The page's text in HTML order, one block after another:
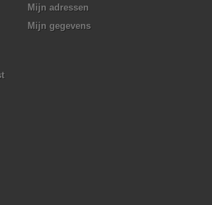
Mijn adressen
Mijn gegevens